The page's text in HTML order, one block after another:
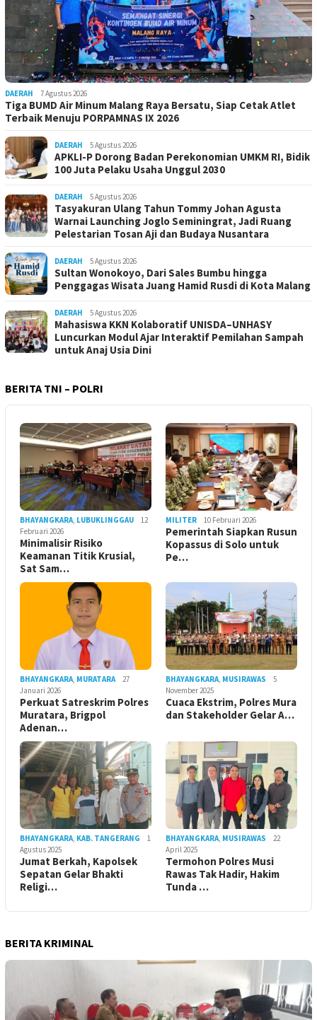
DAERAH 7 Agustus 2026
Tiga BUMD Air Minum Malang Raya Bersatu, Siap Cetak Atlet
Terbaik Menuju PORPAMNAS IX 2026
DAERAH 5 Agustus 2026
APKLI-P Dorong Badan Perekonomian UMKM RI, Bidik
100 Juta Pelaku Usaha Unggul 2030
DAERAH 5 Agustus 2026
Tasyakuran Ulang Tahun Tommy Johan Agusta
Warnai Launching Joglo Seminingrat, Jadi Ruang
Pelestarian Tosan Aji dan Budaya Nusantara
DAERAH 5 Agustus 2026
Sultan Wonokoyo, Dari Sales Bumbu hingga
Penggagas Wisata Juang Hamid Rusdi di Kota Malang
DAERAH 5 Agustus 2026
Mahasiswa KKN Kolaboratif UNISDA–UNHASY
Luncurkan Modul Ajar Interaktif Pemilahan Sampah
untuk Anaj Usia Dini
BERITA TNI – POLRI
BHAYANGKARA, LUBUKLINGGAU
12
Februari 2026
Minimalisir Risiko
Keamanan Titik Krusial,
Sat Sam…
MILITER 10 Februari 2026
Pemerintah Siapkan Rusun
Kopassus di Solo untuk
Pe…
BHAYANGKARA, MURATARA
27
Januari 2026
Perkuat Satreskrim Polres
Muratara, Brigpol
Adenan…
BHAYANGKARA, MUSIRAWAS
5
November 2025
Cuaca Ekstrim, Polres Mura
dan Stakeholder Gelar A…
BHAYANGKARA, KAB. TANGERANG
1
Agustus 2025
Jumat Berkah, Kapolsek
Sepatan Gelar Bhakti
Religi…
BHAYANGKARA, MUSIRAWAS
22
April 2025
Termohon Polres Musi
Rawas Tak Hadir, Hakim
Tunda …
BERITA KRIMINAL